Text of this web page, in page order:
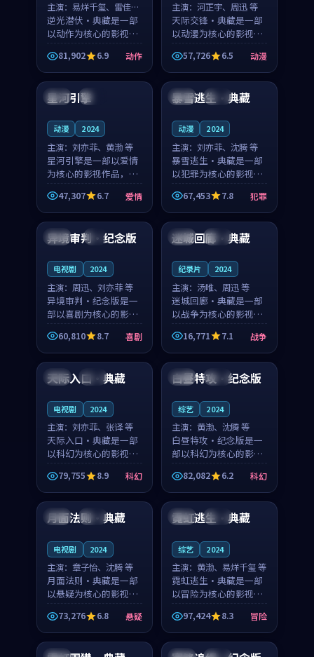
主演： 易烊千玺、雷佳音
等
逆光潜伏·典藏是一部
以动作为核心的影视作
品，围绕危机、反转与
人物成长展开，整体节
奏紧凑，值得推荐观
看。
81,902 6.9 动作
主演： 河正宇、周迅 等
天际交锋·典藏是一部
以动漫为核心的影视作
品，围绕危机、反转与
人物成长展开，整体节
奏紧凑，值得推荐观
看。
57,726 6.5 动漫
韩国 杜比
星河引擎
动漫 2024
主演： 刘亦菲、黄渤 等
星河引擎是一部以爱情
为核心的影视作品，围
绕危机、反转与人物成
长展开，整体节奏紧
凑，值得推荐观看。
47,307 6.7 爱情
中国 院线
暴雪逃生·典藏
动漫 2024
主演： 刘亦菲、沈腾 等
暴雪逃生·典藏是一部
以犯罪为核心的影视作
品，围绕危机、反转与
人物成长展开，整体节
奏紧凑，值得推荐观
看。
67,453 7.8 犯罪
日本 4K
异境审判·纪念版
电视剧 2024
主演： 周迅、刘亦菲 等
异境审判·纪念版是一
部以喜剧为核心的影视
作品，围绕危机、反转
与人物成长展开，整体
节奏紧凑，值得推荐观
60,810 8.7 喜剧
中国 高分
迷城回廊·典藏
纪录片 2024
主演： 汤唯、周迅 等
迷城回廊·典藏是一部
以战争为核心的影视作
品，围绕危机、反转与
人物成长展开，整体节
奏紧凑，值得推荐观
看。
16,771 7.1 战争
英国 高分
天际入口·典藏
电视剧 2024
主演： 刘亦菲、张译 等
天际入口·典藏是一部
以科幻为核心的影视作
品，围绕危机、反转与
人物成长展开，整体节
奏紧凑，值得推荐观
看。
79,755 8.9 科幻
日本 杜比
白昼特攻·纪念版
综艺 2024
主演： 黄渤、沈腾 等
白昼特攻·纪念版是一
部以科幻为核心的影视
作品，围绕危机、反转
与人物成长展开，整体
节奏紧凑，值得推荐观
看。
82,082 6.2 科幻
英国 热播
月面法则·典藏
电视剧 2024
主演： 章子怡、沈腾 等
月面法则·典藏是一部
以悬疑为核心的影视作
品，围绕危机、反转与
人物成长展开，整体节
奏紧凑，值得推荐观
看。
73,276 6.8 悬疑
中国 独播
霓虹逃生·典藏
综艺 2024
主演： 黄渤、易烊千玺 等
霓虹逃生·典藏是一部
以冒险为核心的影视作
品，围绕危机、反转与
人物成长展开，整体节
奏紧凑，值得推荐观
看。
97,424 8.3 冒险